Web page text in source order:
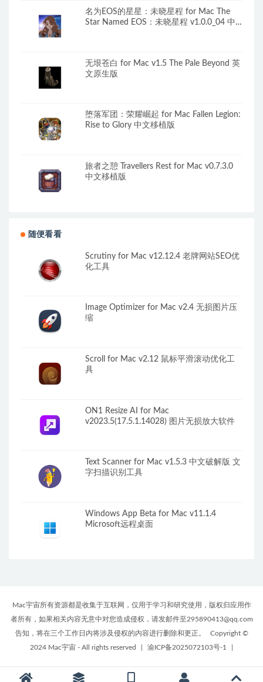
名为EOS的星星：未晓星程 for Mac The
Star Named EOS：未晓星程 v1.0.0_04 中
无垠苍白 for Mac v1.5 The Pale Beyond 英
文原生版
堕落军团：荣耀崛起 for Mac Fallen Legion:
Rise to Glory 中文移植版
旅者之憩 Travellers Rest for Mac v0.7.3.0
中文移植版
随便看看
Scrutiny for Mac v12.12.4 老牌网站SEO优
化工具
Image Optimizer for Mac v2.4 无损图片压
缩
Scroll for Mac v2.12 鼠标平滑滚动优化工
具
ON1 Resize AI for Mac
v2023.5(17.5.1.14028) 图片无损放大软件
Text Scanner for Mac v1.5.3 中文破解版 文
字扫描识别工具
Windows App Beta for Mac v11.1.4
Microsoft远程桌面
Mac宇宙所有资源都是收集于互联网，仅用于学习和研究使用，版权归应用作
者所有，如果相关内容无意中对您造成侵权，请发邮件至295890413@qq.com
告知，将在三个工作日内将涉及侵权的内容进行删除和更正。
Copyright ©
2024 Mac宇宙 - All rights reserved
渝ICP备2025072103号-1